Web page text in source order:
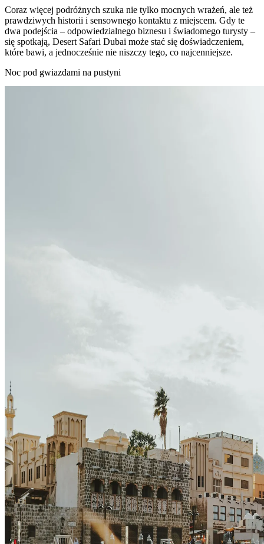
Coraz więcej podróżnych szuka nie tylko mocnych wrażeń, ale też
prawdziwych historii i sensownego kontaktu z miejscem. Gdy te
dwa podejścia – odpowiedzialnego biznesu i świadomego turysty –
się spotkają, Desert Safari Dubai może stać się doświadczeniem,
które bawi, a jednocześnie nie niszczy tego, co najcenniejsze.
Noc pod gwiazdami na pustyni